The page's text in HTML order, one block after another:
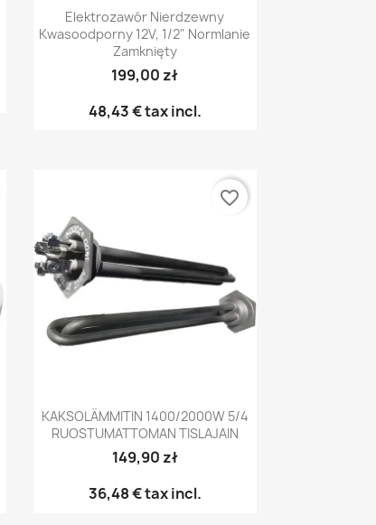
Pikakatselu
Elektrozawór Nierdzewny
Kwasoodporny 12V, 1/2" Normlanie
Zamknięty
199,00 zł
48,43 €tax incl.
Pikakatselu
KAKSOLÄMMITIN 1400/2000W 5/4
RUOSTUMATTOMAN TISLAJAIN
149,90 zł
36,48 €tax incl.
favorite_border